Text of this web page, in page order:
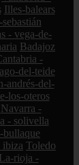
Illes-balears
- vega-de-
Badajoz
-
del-teide
andrés-del-
los-oteros
Navarra -
- solivella
bullaque
ibiza Toledo
La-rioja -